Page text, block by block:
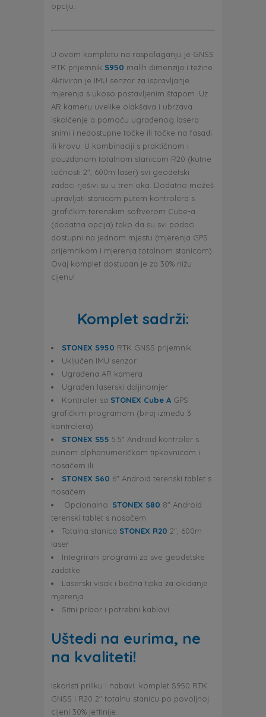
opciju.
U ovom kompletu na raspolaganju je GNSS
RTK prijemnik S950 malih dimenzija i težine.
Aktiviran je IMU senzor za ispravljanje
mjerenja s ukoso postavljenim štapom. Uz
AR kameru uvelike olakšava i ubrzava
iskolčenje a pomoću ugrađenog lasera
snimi i nedostupne točke ili točke na fasadi
ili krovu. U kombinaciji s praktičnom i
pouzdanom totalnom stanicom R20 (kutne
točnosti 2″, 600m laser) svi geodetski
zadaci rješivi su u tren oka. Dodatno možeš
upravljati stanicom putem kontrolera s
grafičkim terenskim softverom Cube-a
(dodatna opcija) tako da su svi podaci
dostupni na jednom mjestu (mjerenja GPS
prijemnikom i mjerenja totalnom stanicom).
Ovaj komplet dostupan je za 30% nižu
cijenu!
Komplet sadrži:
STONEX S950 RTK GNSS prijemnik
Uključen IMU senzor
Ugrađena AR kamera
Ugrađen laserski daljinomjer
Kontroler sa STONEX Cube A GPS
grafičkim programom (biraj između 3
kontrolera)
STONEX S55 5.5″ Android kontroler s
punom alphanumeričkom tipkovnicom i
nosačem ili
STONEX S60 6″ Android terenski tablet s
nosačem
Opcionalno: STONEX S80 8″ Android
terenski tablet s nosačem
Totalna stanica STONEX R20 2″, 600m
laser
Integrirani programi za sve geodetske
zadatke
Laserski visak i bočna tipka za okidanje
mjerenja
Sitni pribor i potrebni kablovi
Uštedi na eurima, ne
na kvaliteti!
Iskoristi priliku i nabavi komplet S950 RTK
GNSS i R20 2″ totalnu stanicu po povoljnoj
cijeni 30% jeftinije.